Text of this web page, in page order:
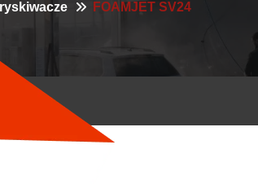
FOAMJET SV24